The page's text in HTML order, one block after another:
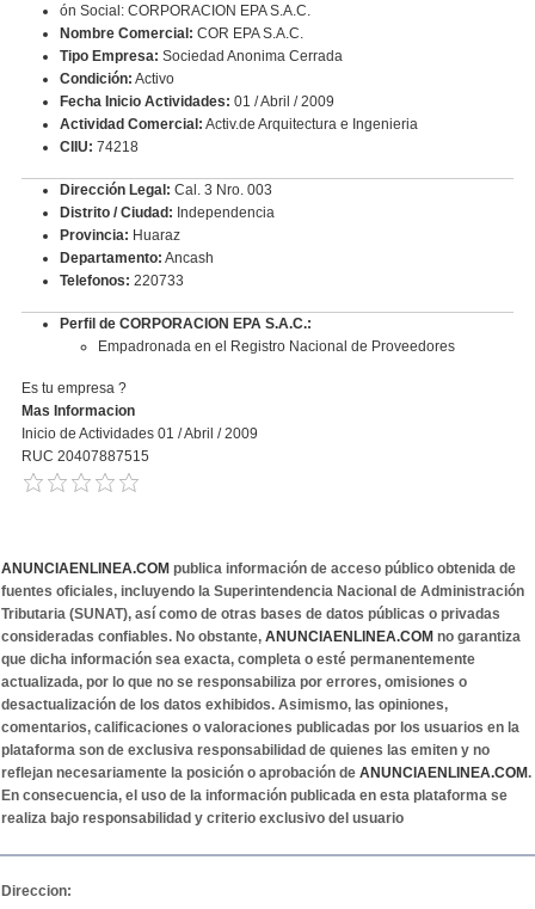
ón Social: CORPORACION EPA S.A.C.
Nombre Comercial: COR EPA S.A.C.
Tipo Empresa: Sociedad Anonima Cerrada
Condición: Activo
Fecha Inicio Actividades: 01 / Abril / 2009
Actividad Comercial: Activ.de Arquitectura e Ingenieria
CIIU: 74218
Dirección Legal: Cal. 3 Nro. 003
Distrito / Ciudad: Independencia
Provincia: Huaraz
Departamento: Ancash
Telefonos: 220733
Perfil de CORPORACION EPA S.A.C.:
Empadronada en el Registro Nacional de Proveedores
Es tu empresa ?
Mas Informacion
Inicio de Actividades 01 / Abril / 2009
RUC 20407887515
ANUNCIAENLINEA.COM publica información de acceso público obtenida de
fuentes oficiales, incluyendo la Superintendencia Nacional de Administración
Tributaria (SUNAT), así como de otras bases de datos públicas o privadas
consideradas confiables. No obstante, ANUNCIAENLINEA.COM no garantiza
que dicha información sea exacta, completa o esté permanentemente
actualizada, por lo que no se responsabiliza por errores, omisiones o
desactualización de los datos exhibidos. Asimismo, las opiniones,
comentarios, calificaciones o valoraciones publicadas por los usuarios en la
plataforma son de exclusiva responsabilidad de quienes las emiten y no
reflejan necesariamente la posición o aprobación de ANUNCIAENLINEA.COM.
En consecuencia, el uso de la información publicada en esta plataforma se
realiza bajo responsabilidad y criterio exclusivo del usuario
Direccion: